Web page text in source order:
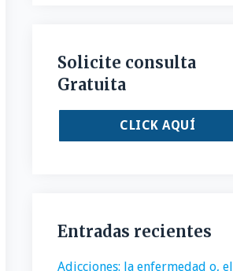
Solicite consulta
Gratuita
CLICK AQUÍ
Entradas recientes
Adicciones: la enfermedad o, el